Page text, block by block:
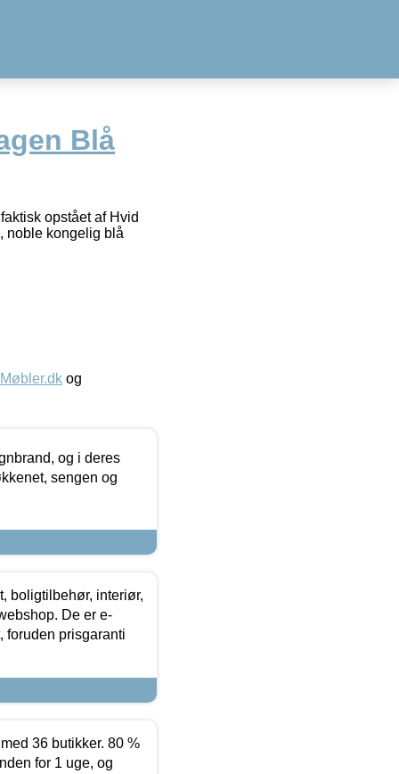
Blå
opstået af Hvid
noble kongelig blå
og
og i deres
sengen og
boligtilbehør, interiør,
De er e-
foruden prisgaranti
36 butikker. 80 %
for 1 uge, og